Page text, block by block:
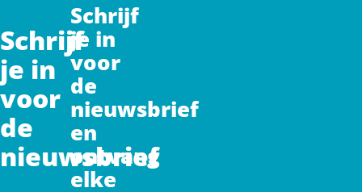
Schrijf
je in
voor
de
nieuwsbrief
Schrijf
je in
voor
de
nieuwsbrief
en
ontvang
elke